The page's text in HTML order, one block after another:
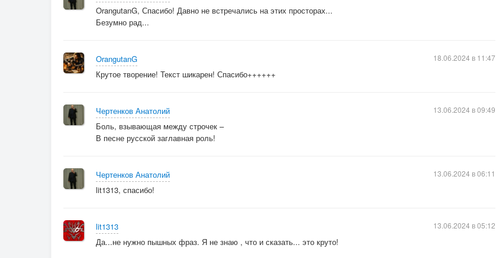
OrangutanG, Спасибо! Давно не встречались на этих просторах...
Безумно рад...
OrangutanG
Крутое творение! Текст шикарен! Спасибо++++++
18.06.2024 в 11:47
Чертенков Анатолий
Боль, взывающая между строчек –
В песне русской заглавная роль!
13.06.2024 в 09:49
Чертенков Анатолий
lit1313, спасибо!
13.06.2024 в 06:11
lit1313
Да...не нужно пышных фраз. Я не знаю , что и сказать... это круто!
13.06.2024 в 05:12